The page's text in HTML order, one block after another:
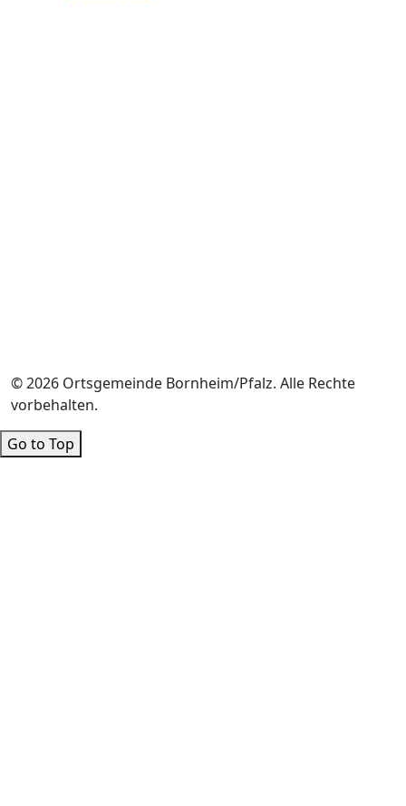
© 2026 Ortsgemeinde Bornheim/Pfalz. Alle Rechte
vorbehalten.
Go to Top